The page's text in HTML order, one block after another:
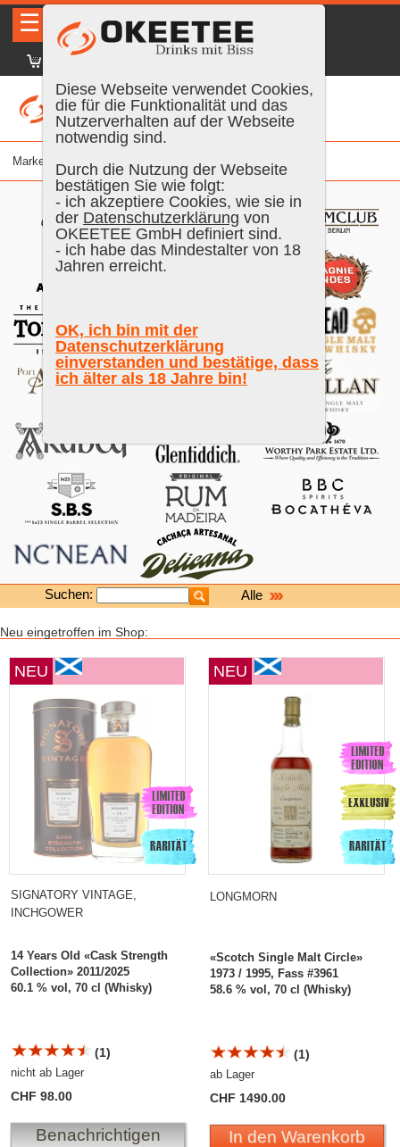
☰ DE EN | Anmelden
Marke
Suchen: Alle
Neu eingetroffen im Shop:
NEU
SIGNATORY VINTAGE,
INCHGOWER
14 Years Old «Cask Strength
Collection» 2011/2025
60.1 % vol, 70 cl (Whisky)
(1)
nicht ab Lager
CHF 98.00
Benachrichtigen
NEU
LONGMORN
«Scotch Single Malt Circle»
1973 / 1995, Fass #3961
58.6 % vol, 70 cl (Whisky)
(1)
ab Lager
CHF 1490.00
In den Warenkorb
Diese Webseite verwendet Cookies,
die für die Funktionalität und das
Nutzerverhalten auf der Webseite
notwendig sind.
Durch die Nutzung der Webseite
bestätigen Sie wie folgt:
- ich akzeptiere Cookies, wie sie in
der Datenschutzerklärung von
OKEETEE GmbH definiert sind.
- ich habe das Mindestalter von 18
Jahren erreicht.
OK, ich bin mit der
Datenschutzerklärung
einverstanden und bestätige, dass
ich älter als 18 Jahre bin!